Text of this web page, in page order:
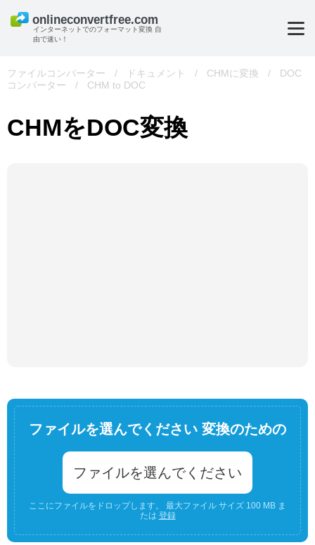
インターネットでのフォーマット変換 自
由で速い！
ファイルコンバーター / ドキュメント / CHMに変換 /
DOC
コンバーター
/ CHM to DOC
CHMをDOC変換
ファイルを選んでください 変換のための
ファイルを選んでください
ここにファイルをドロップします。 最大ファイル サイズ 100 MB ま
たは 登録